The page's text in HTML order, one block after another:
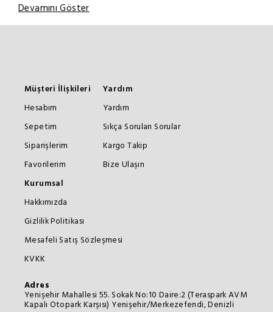
Devamını Göster
Müşteri İlişkileri
Hesabım
Sepetim
Siparişlerim
Favorilerim
Yardım
Yardım
Sıkça Sorulan Sorular
Kargo Takip
Bize Ulaşın
Kurumsal
Hakkımızda
Gizlilik Politikası
Mesafeli Satış Sözleşmesi
KVKK
Adres
Yenişehir Mahallesi 55. Sokak No:10 Daire:2 (Teraspark AVM
Kapalı Otopark Karşısı) Yenişehir/Merkezefendi, Denizli